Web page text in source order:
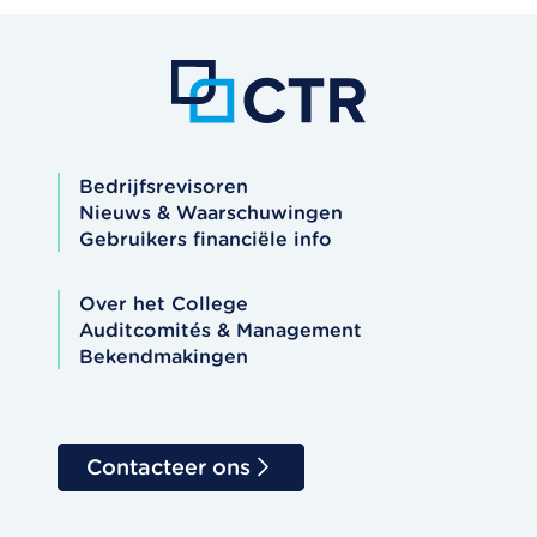
Bedrijfsrevisoren
Nieuws & Waarschuwingen
Gebruikers financiële info
Over het College
Auditcomités & Management
Bekendmakingen
Contacteer ons